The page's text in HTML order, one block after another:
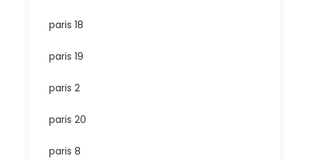
paris 18
paris 19
paris 2
paris 20
paris 8